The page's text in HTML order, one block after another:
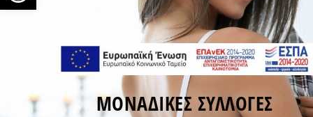
ΜΟΝΑΔΙΚΕΣ ΣΥΛΛΟΓΕΣ